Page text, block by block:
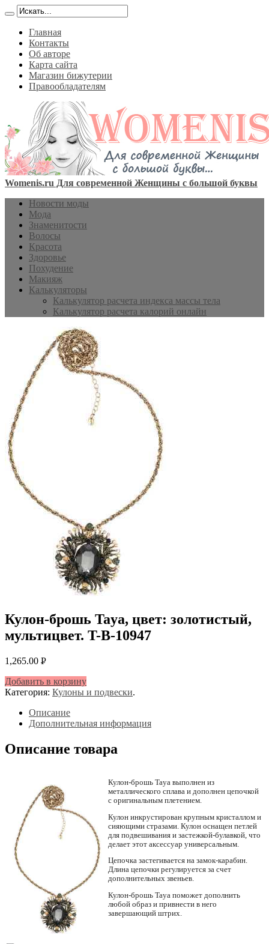
Главная
Контакты
Об авторе
Карта сайта
Магазин бижутерии
Правообладателям
Womenis.ru Для современной Женщины с большой буквы
Новости моды
Мода
Знаменитости
Волосы
Красота
Здоровье
Похудение
Макияж
Калькуляторы
Калькулятор расчета индекса массы тела
Калькулятор расчета калорий онлайн
Кулон-брошь Taya, цвет: золотистый,
мультицвет. T-B-10947
1,265.00 Р
Добавить в корзину
Категория: Кулоны и подвески.
Описание
Дополнительная информация
Описание товара
Кулон-брошь Taya выполнен из
металлического сплава и дополнен цепочкой
с оригинальным плетением.
Кулон инкрустирован крупным кристаллом и
сияющими стразами. Кулон оснащен петлей
для подвешивания и застежкой-булавкой, что
делает этот аксессуар универсальным.
Цепочка застегивается на замок-карабин.
Длина цепочки регулируется за счет
дополнительных звеньев.
Кулон-брошь Taya поможет дополнить
любой образ и привнести в него
завершающий штрих.